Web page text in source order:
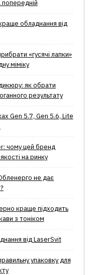
обладнання від
«гусячі лапки»
міміку
як обрати
результату
Gen 5.7, Gen 5.6, Lite
чому цей бренд
на ринку
не дає
краще підходить
з тоніком
від LaserSvit
упаковку для